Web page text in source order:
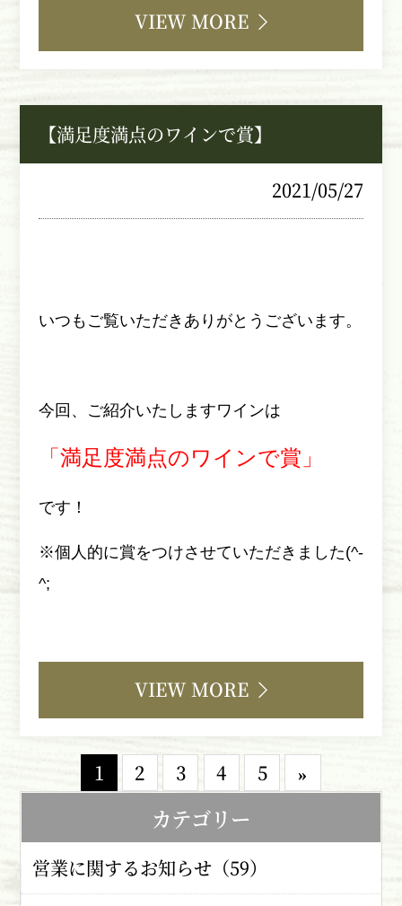
VIEW MORE
【満足度満点のワインで賞】
2021/05/27
いつもご覧いただきありがとうございます。
今回、ご紹介いたしますワインは
「満足度満点のワインで賞」
です！
※個人的に賞をつけさせていただきました(^-
^;
VIEW MORE
1 2 3 4 5 »
カテゴリー
営業に関するお知らせ（59）